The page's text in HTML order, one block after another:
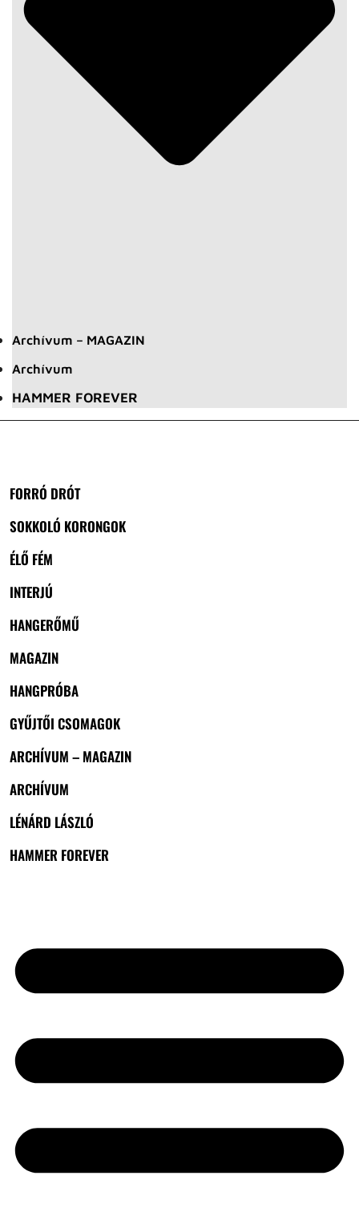
Archívum – MAGAZIN
Archívum
HAMMER FOREVER
FORRÓ DRÓT
SOKKOLÓ KORONGOK
ÉLŐ FÉM
INTERJÚ
HANGERŐMŰ
MAGAZIN
HANGPRÓBA
GYŰJTŐI CSOMAGOK
ARCHÍVUM – MAGAZIN
ARCHÍVUM
LÉNÁRD LÁSZLÓ
HAMMER FOREVER